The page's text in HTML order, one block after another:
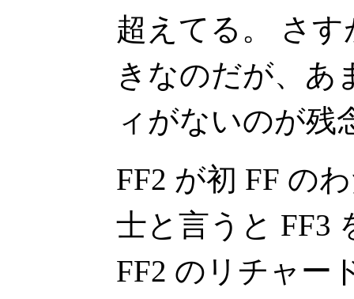
超えてる。 さ
きなのだが、あ
ィがないのが残
FF2 が初 FF の
士と言うと FF3
FF2 のリチャー